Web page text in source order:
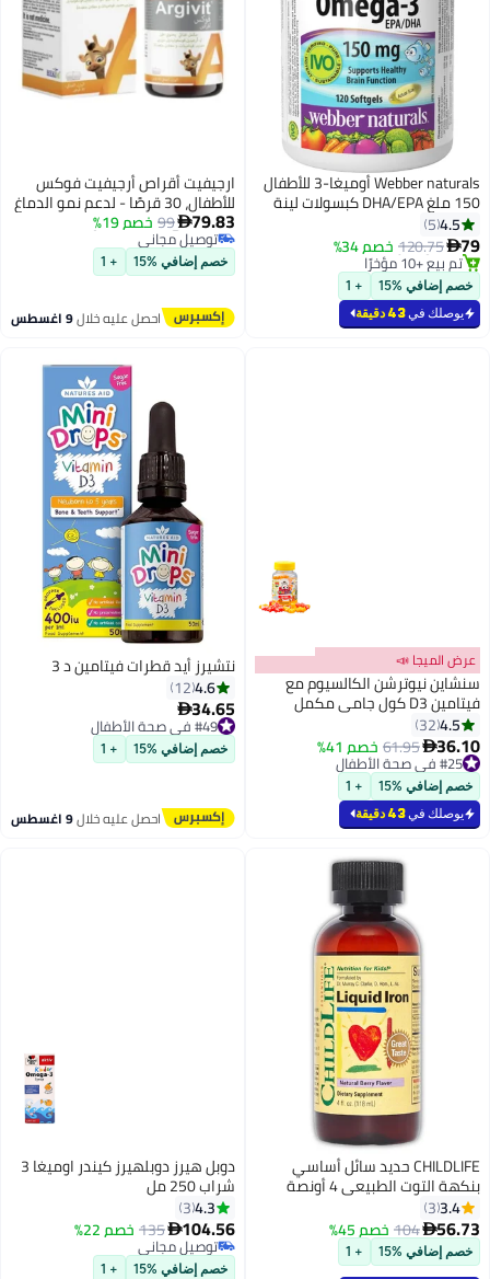
Webber naturals أوميغا-3 للأطفال
150 ملغ DHA/EPA كبسولات لينة
كبسولة قابلة للمضغ
4.5
5
79
120.75خصم 34%
بتخلّص بسرعة
تم بيع +10 مؤخرًا
بتخلّص بسرعة
خصم إضافي %15 + 1
يوصلك في43 دقيقة
ارجيفيت أقراص أرجيفيت فوكس
للأطفال، 30 قرصًا - لدعم نمو الدماغ
والذاكرة والتركيز
79.83
99 خصم 19%
#33 في صحة الأطفال
توصيل مجاني
#33 في صحة الأطفال
خصم إضافي %15 + 1
احصل عليه خلال9 اغسطس
عرض الميجا 📣
سنشاين نيوترشن الكالسيوم مع
فيتامين D3 كول جامي مكمل
غذائي 60 قرص مضغ
4.5
32
36.10
61.95خصم 41% #25 في صحة الأطفال
بتخلّص بسرعة
تم بيع +20 مؤخرًا
#25 في صحة الأطفال
خصم إضافي %15 + 1
يوصلك في43 دقيقة
نتشيرز أيد قطرات فيتامين د 3
4.6
12
34.65
#49 في صحة الأطفال
توصيل مجاني
تم بيع +10 مؤخرًا
#49 في صحة الأطفال
خصم إضافي %15 + 1
احصل عليه خلال9 اغسطس
CHILDLIFE حديد سائل أساسي
بنكهة التوت الطبيعي 4 أونصة
سائلة 118 مل
3.4
3
56.73
104خصم 45%
خصم إضافي %15 + 1
دوبل هيرز دوبلهيرز كيندر اوميغا 3
شراب 250 مل
4.3
3
104.56
135 خصم 22%
توصيل مجاني
توصيل مجاني
خصم إضافي %15 + 1